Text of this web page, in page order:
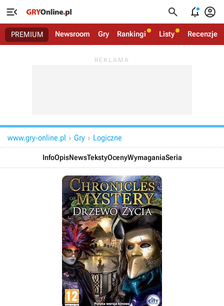
   
PREMIUM Newsroom Gry Rankingi Listy Recenzje
www.gry-online.pl  Gry  Logiczne
InfoOpisNewsTekstyOcenyWymaganiaSeria